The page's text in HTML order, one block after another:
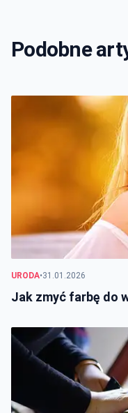
Podobne
URODA•31.01.2026
Jak zmyć farbę do